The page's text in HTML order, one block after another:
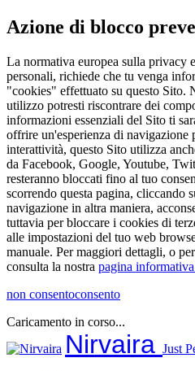
Azione di blocco
La normativa europea sulla privacy
personali, richiede che tu venga
"cookies" effettuato su questo Sito.
utilizzo potresti riscontrare dei
informazioni essenziali del Sito ti
offrire un'esperienza di navigazione
interattività, questo Sito utilizza
da Facebook, Google, Youtube,
resteranno bloccati fino al tuo
scorrendo questa pagina, cliccando
navigazione in altra maniera,
tuttavia per bloccare i cookies di
alle impostazioni del tuo web
manuale. Per maggiori dettagli, o
consulta la nostra pagina
non consentoconsento
Caricamento in corso...
al
Nirvaira Just